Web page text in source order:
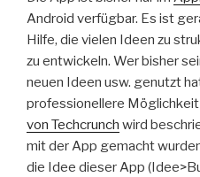
Android verfügbar. Es ist
Hilfe, die vielen Ideen zu
zu entwickeln. Wer bisher
neuen Ideen usw. genutzt
professionellere Möglichkeit
von Techcrunch wird
mit der App gemacht
die Idee dieser App